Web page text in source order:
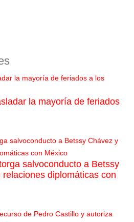
la mayoría de feriados
salvoconducto a Betssy
diplomáticas con